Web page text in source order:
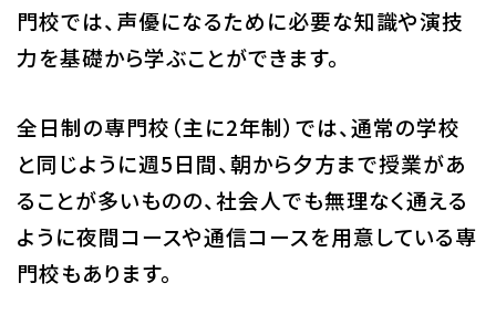
門校では、声優になるために必要な知識や演技
力を基礎から学ぶことができます。
全日制の専門校（主に2年制）では、通常の学校
と同じように週5日間、朝から夕方まで授業があ
ることが多いものの、社会人でも無理なく通える
ように夜間コースや通信コースを用意している専
門校もあります。